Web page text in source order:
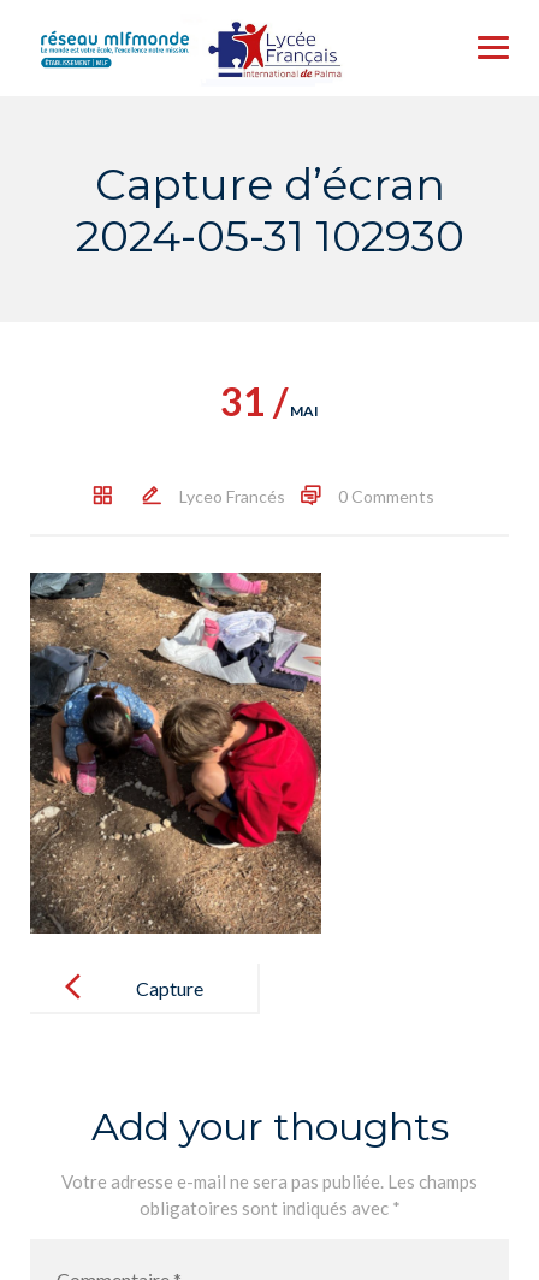
content
Capture d’écran
2024-05-31 102930
31 / MAI
Lyceo Francés 0 Comments
navigation
Capture
Add your thoughts
Votre adresse e-mail ne sera pas publiée. Les champs
obligatoires sont indiqués avec *